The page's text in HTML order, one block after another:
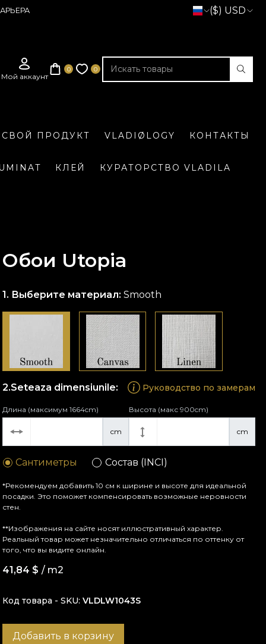
($) USD
СВОЙ ПРОДУКТ VLADIØLOGY КОНТАКТЫ
КЛЕЙ КУРАТОРСТВО VLADILA
Обои Utopia
Выберите материал:Smooth
Seteaza dimensiunile: Руководство по замерам
cm
Длина (максимум 1664cm)
cm
Высота (макс 900cm)
Сантиметры Состав (INCI)
*Рекомендуем добавить 10 см к ширине и высоте для идеальной
посадки. Это поможет компенсировать возможные неровности
стен.
**Изображения на сайте носят иллюстративный характер.
Реальный товар может незначительно отличаться по оттенку от
того, что вы видите онлайн.
41,84 $ / m2
Код товара - SKU VLDLW1043S
Добавить в корзину